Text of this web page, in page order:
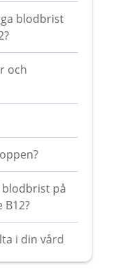
blodbrist
och
blodbrist på
i din vård